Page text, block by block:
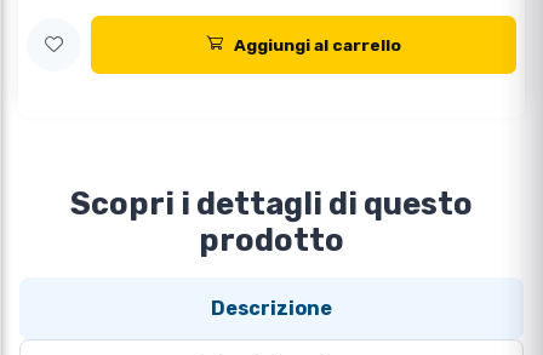
Aggiungi al carrello
Scopri i dettagli di questo
prodotto
Descrizione